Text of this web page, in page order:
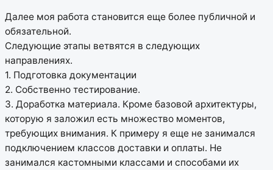
Далее моя работа становится еще более публичной и
обязательной.
Следующие этапы ветвятся в следующих
направлениях.
1. Подготовка документации
2. Собственно тестирование.
3. Доработка материала. Кроме базовой архитектуры,
которую я заложил есть множество моментов,
требующих внимания. К примеру я еще не занимался
подключением классов доставки и оплаты. Не
занимался кастомными классами и способами их